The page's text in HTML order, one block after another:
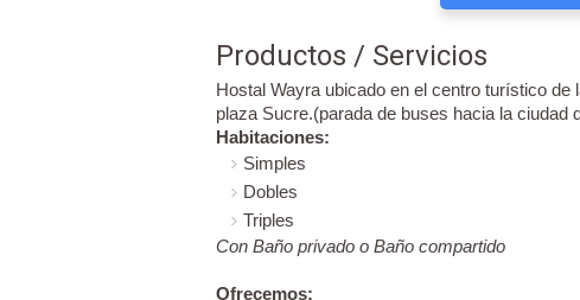
Productos / Servicios
Hostal Wayra ubicado en el centro turístico
plaza Sucre.(parada de buses hacia la ciudad
Habitaciones:
Simples
Dobles
Triples
Con Baño privado o Baño compartido
Ofrecemos: